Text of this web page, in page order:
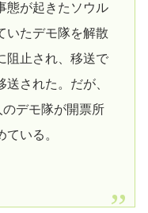
態が起きたソウル
いたデモ隊を解散
阻止され、移送で
された。だが、
のデモ隊が開票所
いる。